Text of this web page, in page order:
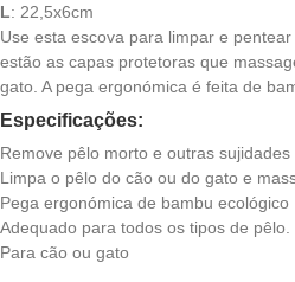
L: 22,5x6cm
Use esta escova para limpar e
estão as capas protetoras que
gato. A pega ergonómica é feita de
Especificações:
Remove pêlo morto e outras sujidades
Limpa o pêlo do cão ou do gato e
Pega ergonómica de bambu ecológico
Adequado para todos os tipos de pêlo.
Para cão ou gato